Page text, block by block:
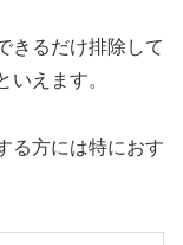
きるだけ排除して
いえます。
る方には特におす